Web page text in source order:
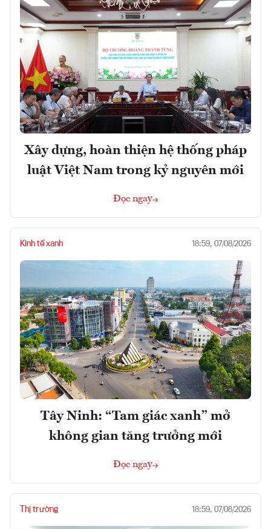
Xây dựng, hoàn thiện hệ thống pháp
luật Việt Nam trong kỷ nguyên mới
Đọc ngay
Kinh tế xanh 18:59, 07/08/2026
Tây Ninh: “Tam giác xanh” mở
không gian tăng trưởng mới
Đọc ngay
Thị trường 18:59, 07/08/2026